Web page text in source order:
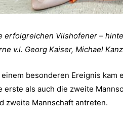
erfolgreichen Vilshofener –
v.l. Georg Kaiser, Michael
einem besonderen Ereignis kam
erste als auch die zweite
zweite Mannschaft antreten.